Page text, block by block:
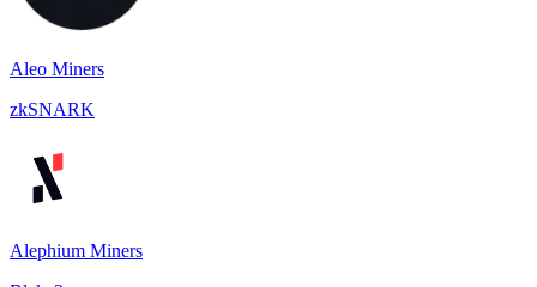
Aleo Miners
zkSNARK
Alephium Miners